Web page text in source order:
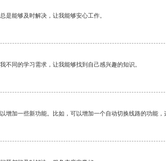
是能够及时解决，让我能够安心工作。
不同的学习需求，让我能够找到自己感兴趣的知识。
增加一些新功能。比如，可以增加一个自动切换线路的功能